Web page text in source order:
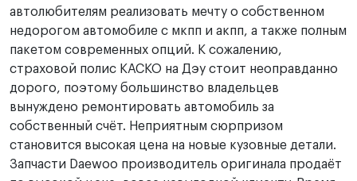
автолюбителям реализовать мечту о собственном
недорогом автомобиле с мкпп и акпп, а также полным
пакетом современных опций. К сожалению,
страховой полис КАСКО на Дэу стоит неоправданно
дорого, поэтому большинство владельцев
вынуждено ремонтировать автомобиль за
собственный счёт. Неприятным сюрпризом
становится высокая цена на новые кузовные детали.
Запчасти Daewoo производитель оригинала продаёт